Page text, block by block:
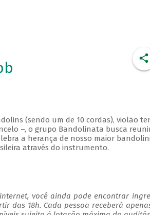
(sendo um de 10 cordas), violão
–, o grupo Bandolinata busca
a herança de nosso maior
através do instrumento.
você ainda pode encontrar
das 18h. Cada pessoa receberá